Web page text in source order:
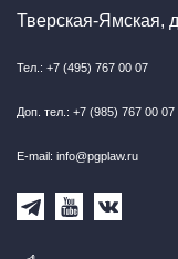
Тверская-Ямская,
Тел.: +7 (495) 767 00 07
Доп. тел.: +7 (985) 767 00 07
E-mail: info@pgplaw.ru